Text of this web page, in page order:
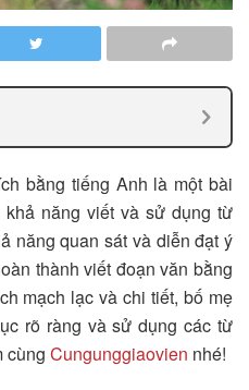
bằng tiếng Anh là một bài
năng viết và sử dụng từ
năng quan sát và diễn đạt ý
thành viết đoạn văn bằng
mạch lạc và chi tiết, bố mẹ
rõ ràng và sử dụng các từ
cùng Cungunggiaovien nhé!